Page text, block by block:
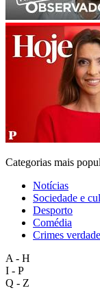
Categorias mais
Notícias
Sociedade e
Desporto
Comédia
Crimes
A - H
I - P
Q - Z